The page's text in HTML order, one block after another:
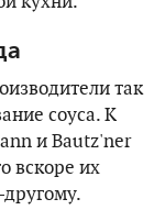
так
соуса. К
и Bautz'ner
вскоре их